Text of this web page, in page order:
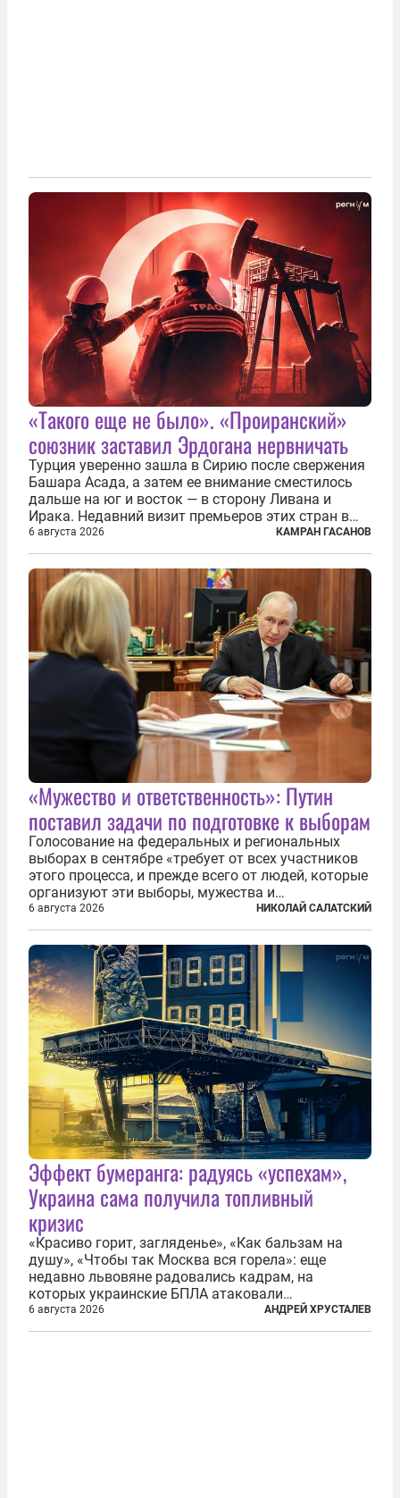
«Такого еще не было». «Проиранский»
союзник заставил Эрдогана нервничать
Турция уверенно зашла в Сирию после свержения
Башара Асада, а затем ее внимание сместилось
дальше на юг и восток — в сторону Ливана и
Ирака. Недавний визит премьеров этих стран в
Анкару, договоры об участии турецкой компании
TPAO в разработке нефти иракского Киркука и
«Дороги развития» подтверждают...
6 августа 2026 КАМРАН ГАСАНОВ
«Мужество и ответственность»: Путин
поставил задачи по подготовке к выборам
Голосование на федеральных и региональных
выборах в сентябре «требует от всех участников
этого процесса, и прежде всего от людей, которые
организуют эти выборы, мужества и
ответственного отношения к формированию
власти», — подчеркнул президент Владимир Путин
на состоявшейся 5 августа в Кремле...
6 августа 2026 НИКОЛАЙ САЛАТСКИЙ
Эффект бумеранга: радуясь «успехам»,
Украина сама получила топливный
кризис
«Красиво горит, загляденье», «Как бальзам на
душу», «Чтобы так Москва вся горела»: еще
недавно львовяне радовались кадрам, на
которых украинские БПЛА атаковали
нефтеперерабатывающие предприятия России. В
скором времени оказалось, что в «эту игру можно
6 августа 2026 АНДРЕЙ ХРУСТАЛЕВ